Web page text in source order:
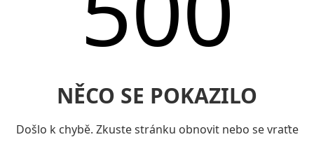
NĚCO SE POKAZILO
Došlo k chybě. Zkuste stránku obnovit nebo se vraťte